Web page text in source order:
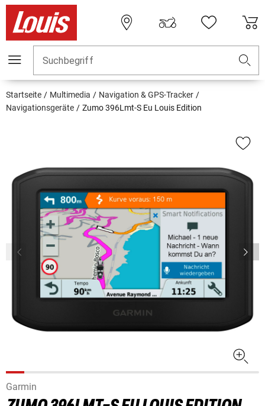
Suchbegriff
Startseite Multimedia
Navigation & GPS-Tracker
Navigationsgeräte
Zumo 396Lmt-S Eu Louis Edition
Garmin